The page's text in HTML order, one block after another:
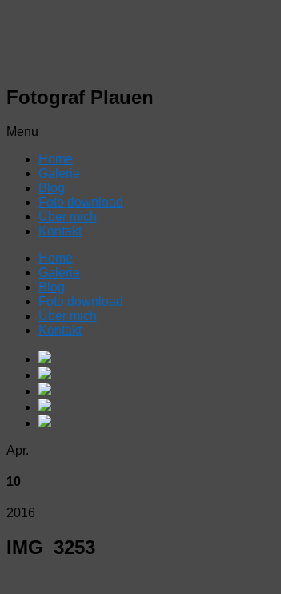
Fotograf Plauen
Menu
Home
Galerie
Blog
Foto download
Über mich
Kontakt
Home
Galerie
Blog
Foto download
Über mich
Kontakt
Apr.
10
2016
IMG_3253